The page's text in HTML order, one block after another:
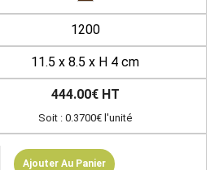
1200
11.5 x 8.5 x H 4 cm
444.00€ HT
Soit : 0.3700€ l'unité
Ajouter Au Panier